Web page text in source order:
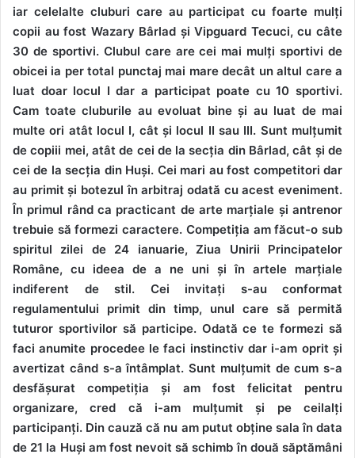
iar celelalte cluburi care au participat cu foarte mulți
copii au fost Wazary Bârlad și Vipguard Tecuci, cu câte
30 de sportivi. Clubul care are cei mai mulți sportivi de
obicei ia per total punctaj mai mare decât un altul care a
luat doar locul I dar a participat poate cu 10 sportivi.
Cam toate cluburile au evoluat bine și au luat de mai
multe ori atât locul I, cât și locul II sau III. Sunt mulțumit
de copiii mei, atât de cei de la secția din Bârlad, cât și de
cei de la secția din Huși. Cei mari au fost competitori dar
au primit și botezul în arbitraj odată cu acest eveniment.
În primul rând ca practicant de arte marțiale și antrenor
trebuie să formezi caractere. Competiția am făcut-o sub
spiritul zilei de 24 ianuarie, Ziua Unirii Principatelor
Române, cu ideea de a ne uni și în artele marțiale
indiferent de stil. Cei invitați s-au conformat
regulamentului primit din timp, unul care să permită
tuturor sportivilor să participe. Odată ce te formezi să
faci anumite procedee le faci instinctiv dar i-am oprit și
avertizat când s-a întâmplat. Sunt mulțumit de cum s-a
desfășurat competiția și am fost felicitat pentru
organizare, cred că i-am mulțumit și pe ceilalți
participanți. Din cauză că nu am putut obține sala în data
de 21 la Huși am fost nevoit să schimb în două săptămâni